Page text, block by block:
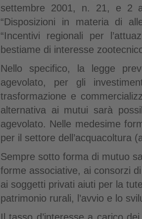
settembre 2001, n. 21, e 2
“Disposizioni in materia di
“Incentivi regionali per
bestiame di interesse
Nello specifico, la legge
agevolato, per gli
trasformazione e
alternativa ai mutui sarà
agevolato. Nelle medesime
per il settore dell’acquacoltura
Sempre sotto forma di mutuo
forme associative, ai consorzi
ai soggetti privati aiuti per la
patrimonio rurali, l’avvio e lo